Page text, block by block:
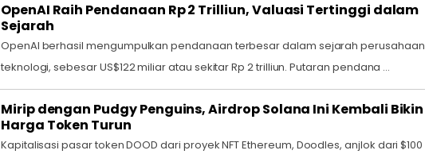
OpenAI Raih Pendanaan Rp 2 Trilliun, Valuasi Tertinggi dalam
Sejarah
OpenAI berhasil mengumpulkan pendanaan terbesar dalam sejarah perusahaan
teknologi, sebesar US$122 miliar atau sekitar Rp 2 trilliun. Putaran pendana ...
Mirip dengan Pudgy Penguins, Airdrop Solana Ini Kembali Bikin
Harga Token Turun
Kapitalisasi pasar token DOOD dari proyek NFT Ethereum, Doodles, anjlok dari $100